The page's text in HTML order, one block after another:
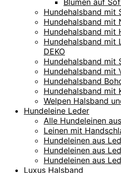
Hundehalsband mit
Hundehalsband mit
Hundehalsband mit
Hundehalsband mit
DEKO
Hundehalsband mit
Hundehalsband mit
Hundehalsband
Hundehalsband mit
Welpen Halsband
Hundeleine Leder
Alle Hundeleinen
Leinen mit
Hundeleinen aus
Hundeleinen aus
Hundeleinen aus
Luxus Halsband